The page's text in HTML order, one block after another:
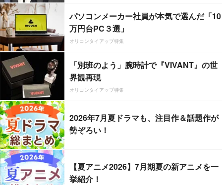
パソコンメーカー社員が本気で選んだ「10
万円台PC３選」
オリコンタイアップ特集
「別班のよう」腕時計で『VIVANT』の世
界観再現
オリコンタイアップ特集
2026年7月夏ドラマも、注目作＆話題作が
勢ぞろい！
【夏アニメ2026】7月期夏の新アニメを一
挙紹介！